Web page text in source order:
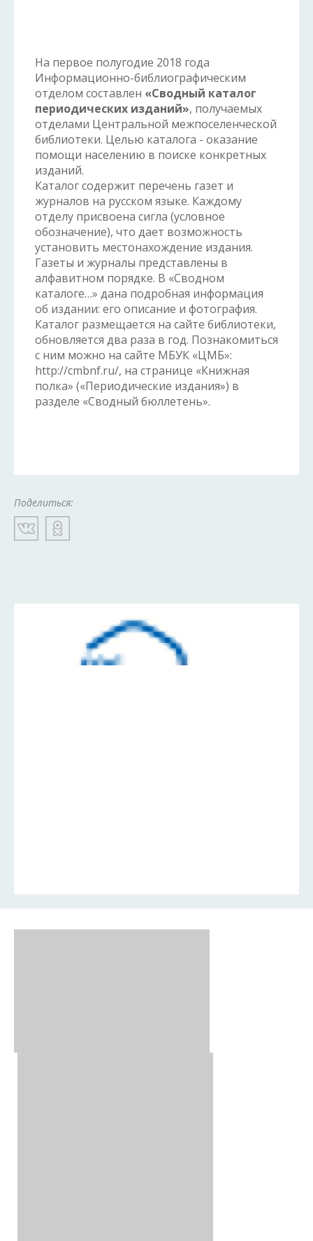
На первое полугодие 2018 года
Информационно-библиографическим
отделом составлен «Сводный каталог
периодических изданий», получаемых
отделами Центральной межпоселенческой
библиотеки. Целью каталога - оказание
помощи населению в поиске конкретных
изданий.
Каталог содержит перечень газет и
журналов на русском языке. Каждому
отделу присвоена сигла (условное
обозначение), что дает возможность
установить местонахождение издания.
Газеты и журналы представлены в
алфавитном порядке. В «Сводном
каталоге…» дана подробная информация
об издании: его описание и фотография.
Каталог размещается на сайте библиотеки,
обновляется два раза в год. Познакомиться
с ним можно на сайте МБУК «ЦМБ»:
http://cmbnf.ru/, на странице «Книжная
полка» («Периодические издания») в
разделе «Сводный бюллетень».
Поделиться: